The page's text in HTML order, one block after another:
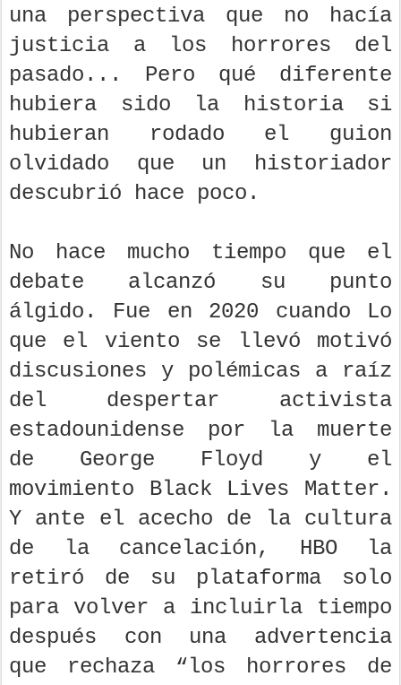
una perspectiva que no hacía
justicia a los horrores del
pasado... Pero qué diferente
hubiera sido la historia si
hubieran rodado el guion
olvidado que un historiador
descubrió hace poco.
No hace mucho tiempo que el
debate alcanzó su punto
álgido. Fue en 2020 cuando Lo
que el viento se llevó motivó
discusiones y polémicas a raíz
del despertar activista
estadounidense por la muerte
de George Floyd y el
movimiento Black Lives Matter.
Y ante el acecho de la cultura
de la cancelación, HBO la
retiró de su plataforma solo
para volver a incluirla tiempo
después con una advertencia
que rechaza “los horrores de